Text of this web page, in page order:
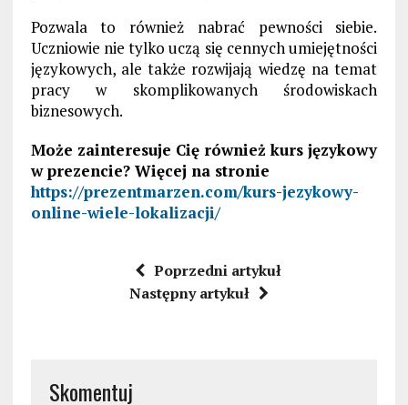
Pozwala to również nabrać pewności siebie.
Uczniowie nie tylko uczą się cennych umiejętności
językowych, ale także rozwijają wiedzę na temat
pracy w skomplikowanych środowiskach
biznesowych.
Może zainteresuje Cię również kurs językowy
w prezencie? Więcej na stronie
https://prezentmarzen.com/kurs-jezykowy-
online-wiele-lokalizacji/
Poprzedni artykuł
Następny artykuł
Skomentuj